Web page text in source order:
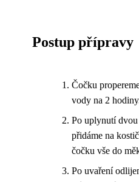
Postup přípravy
Čočku
vody na 2
Po uplynutí
přidáme na
čočku vše do
Po uvaření